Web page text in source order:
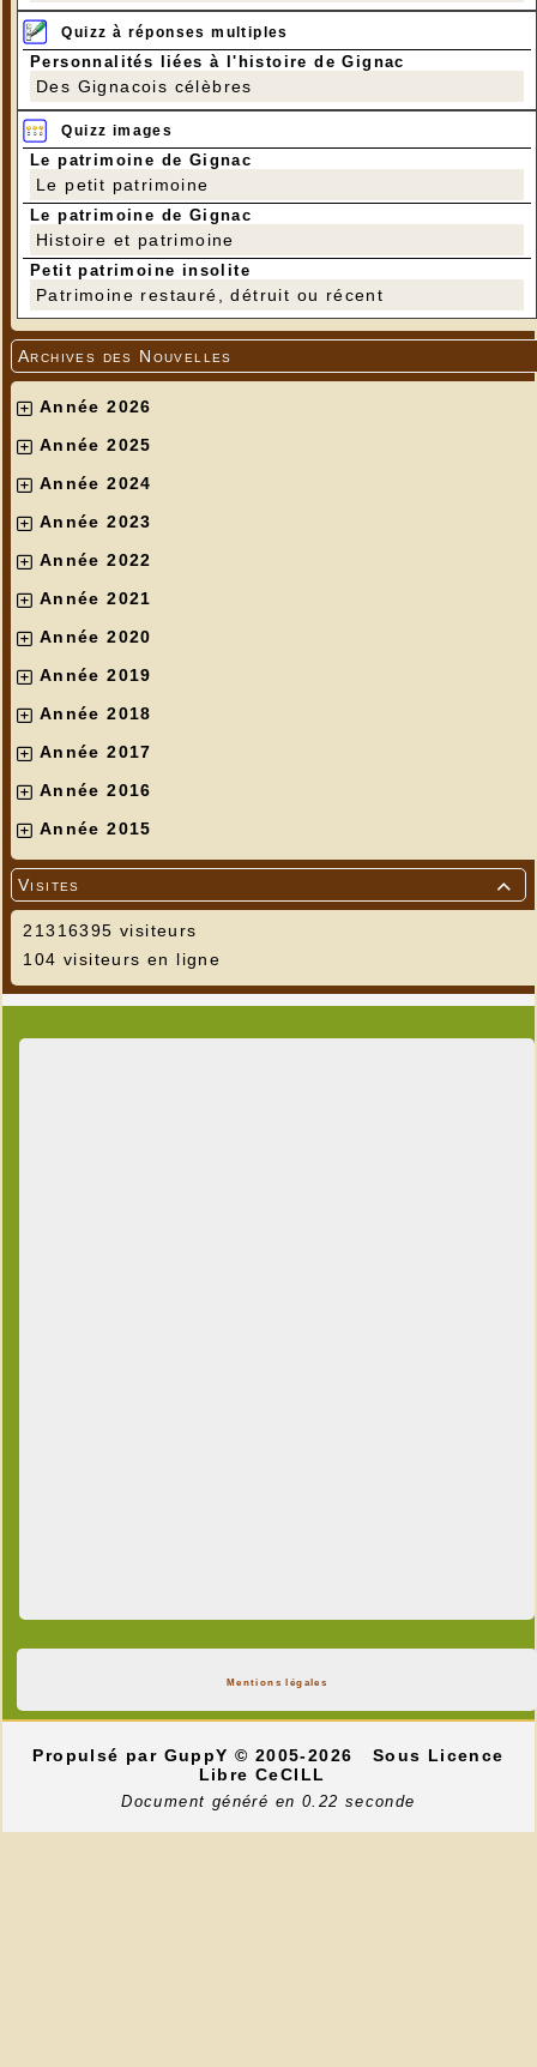
Quizz à réponses multiples
Personnalités liées à l'histoire de Gignac
Des Gignacois célèbres
Quizz images
Le patrimoine de Gignac
Le petit patrimoine
Le patrimoine de Gignac
Histoire et patrimoine
Petit patrimoine insolite
Patrimoine restauré, détruit ou récent
Archives des Nouvelles
Année 2026
Année 2025
Année 2024
Année 2023
Année 2022
Année 2021
Année 2020
Année 2019
Année 2018
Année 2017
Année 2016
Année 2015

Visites
21316395 visiteurs
104 visiteurs en ligne
Mentions légales
Propulsé par GuppY© 2005-2026
Sous Licence
Libre CeCILL
Document généré en 0.22 seconde